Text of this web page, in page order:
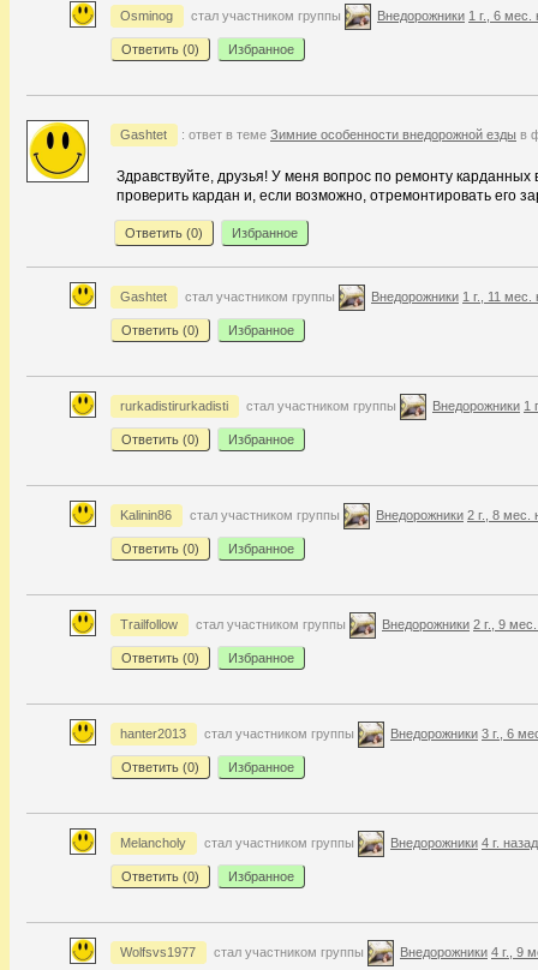
Osminog стал участником группы Внедорожники 1 г., 6 мес.
Ответить (0) Избранное
Gashtet : ответ в теме Зимние особенности внедорожной езды в
Здравствуйте, друзья! У меня вопрос по ремонту
проверить кардан и, если возможно, отремонтировать его
Ответить (0) Избранное
Gashtet стал участником группы Внедорожники 1 г., 11 мес.
Ответить (0) Избранное
rurkadistirurkadisti стал участником группы Внедорожники 1
Ответить (0) Избранное
Kalinin86 стал участником группы Внедорожники 2 г., 8 мес.
Ответить (0) Избранное
Trailfollow стал участником группы Внедорожники 2 г., 9
Ответить (0) Избранное
hanter2013 стал участником группы Внедорожники 3 г., 6
Ответить (0) Избранное
Melancholy стал участником группы Внедорожники 4 г. назад
Ответить (0) Избранное
Wolfsvs1977 стал участником группы Внедорожники 4 г., 9